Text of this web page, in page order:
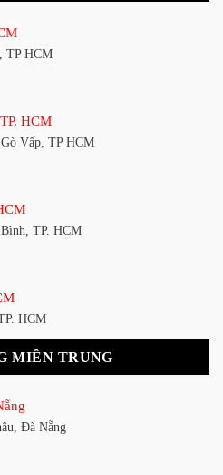
TP HCM
HCM
Vấp, TP HCM
TP. HCM
HCM
TP. HCM
MIỀN TRUNG
Đà Nẵng